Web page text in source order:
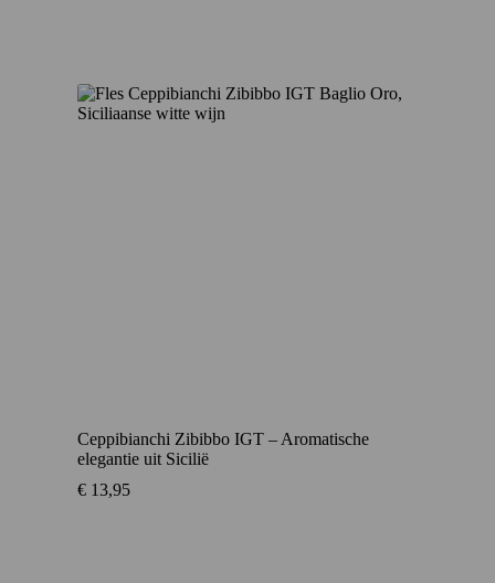
Ceppibianchi Zibibbo IGT – Aromatische
elegantie uit Sicilië
€ 13,95